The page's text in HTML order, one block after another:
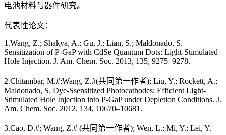
电池材料与器件研究。
代表性论文：
1.Wang, Z.; Shakya, A.; Gu, J.; Lian, S.; Maldonado, S.
Sensitization of P-GaP with CdSe Quantum Dots: Light-Stimulated
Hole Injection. J. Am. Chem. Soc. 2013, 135, 9275–9278.
2.Chitambar, M.#;Wang, Z.#(共同第一作者); Liu, Y.; Rockett, A.;
Maldonado, S. Dye-Ssensitized Photocathodes: Efficient Light-
Stimulated Hole Injection into P-GaP under Depletion Conditions. J.
Am. Chem. Soc. 2012, 134, 10670–10681.
3.Cao, D.#; Wang, Z.# (共同第一作者); Wen, L.; Mi, Y.; Lei, Y.